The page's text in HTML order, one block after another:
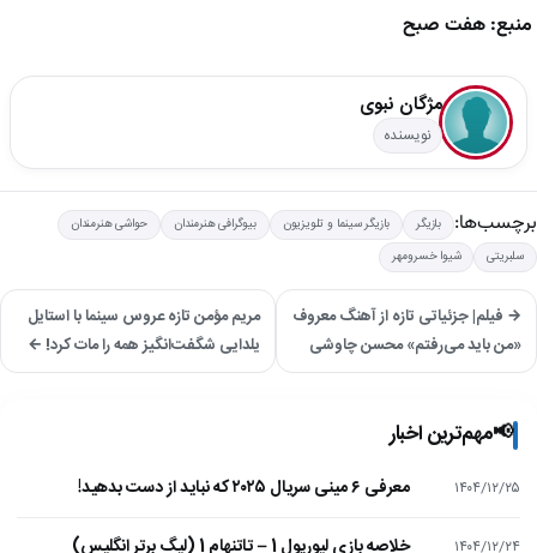
منبع: هفت صبح
مژگان نبوی
نویسنده
برچسب‌ها: بازیگر بازیگر سینما و تلویزیون بیوگرافی هنرمندان
حواشی هنرمندان
سلبریتی
شیوا خسرومهر
→ فیلم| جزئیاتی تازه از آهنگ معروف
«من باید می‌رفتم» محسن چاوشی
مریم مؤمن تازه عروس سینما با استایل
یلدایی شگفت‌انگیز همه را مات کرد! ←
📢مهم‌ترین اخبار
۱۴۰۴/۱۲/۲۵ معرفی ۶ مینی سریال ۲۰۲۵ که نباید از دست بدهید!
۱۴۰۴/۱۲/۲۴ خلاصه بازی لیورپول 1 – تاتنهام 1 (لیگ برتر انگلیس)